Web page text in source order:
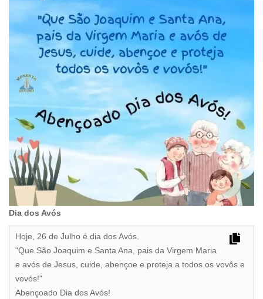
Dia dos Avós
Hoje, 26 de Julho é dia dos Avós.
"Que São Joaquim e Santa Ana, pais da Virgem Maria
e avós de Jesus, cuide, abençoe e proteja a todos os vovôs e
vovós!"
Abençoado Dia dos Avós!